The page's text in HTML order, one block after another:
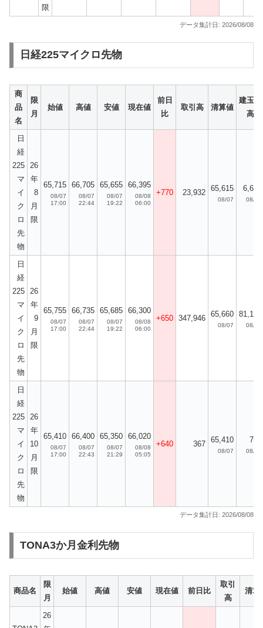
限
データ集計日: 2026/08/08
日経225マイクロ先物
商
品
名
限
月
始値 高値 安値 現在値
前日
比
取引高 清算値
建玉残
高
日
経
225
マ
イ
ク
ロ
先
物
26
年
8
月
限
65,715
08/07
17:00
66,705
08/07
22:44
65,655
08/07
19:22
66,395
08/08
06:00
+770 23,932 65,615
08/07
6,693
08/07
日
経
225
マ
イ
ク
ロ
先
物
26
年
9
月
限
65,755
08/07
17:00
66,735
08/07
22:44
65,685
08/07
19:22
66,300
08/08
06:00
+650 347,946 65,660
08/07
81,198
08/07
日
経
225
マ
イ
ク
ロ
先
物
26
年
10
月
限
65,410
08/07
17:00
66,400
08/07
22:43
65,350
08/07
21:29
66,020
08/08
05:05
+640 367 65,410
08/07
704
08/07
データ集計日: 2026/08/08
TONA3か月金利先物
商品名
限
月
始値 高値 安値 現在値 前日比
取引
高
清算
26